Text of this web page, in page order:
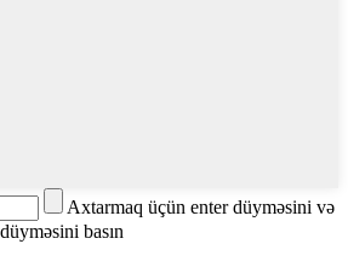
Axtarmaq üçün enter düyməsini və
basın